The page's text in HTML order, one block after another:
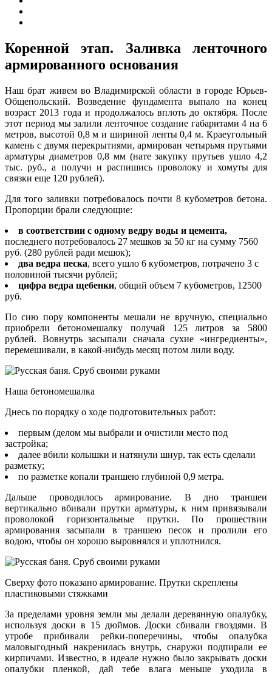
Коренной этап. Заливка ленточного
армированного основания
Наш брат живем во Владимирской области в городе Юрьев-
Общепольский. Возведение фундамента выпало на конец
возраст 2013 года и продолжалось вплоть до октября. После
этот период мы залили ленточное создание габаритами 4 на 6
метров, высотой 0,8 м и шириной ленты 0,4 м. Краеугольный
камень с двумя перекрытиями, армирован четырьмя прутьями
арматуры диаметров 0,8 мм (нате закупку прутьев ушло 4,2
тыс. руб., а получи и распишись проволоку и хомуты для
связки еще 120 рублей).
Для того заливки потребовалось почти 8 кубометров бетона.
Пропорции брали следующие:
в соответствии с одному ведру воды и цемента,
последнего потребовалось 27 мешков за 50 кг на сумму 7560
руб. (280 рублей ради мешок);
два ведра песка, всего ушло 6 кубометров, потрачено 3 с
половиной тысячи рублей;
цифра ведра щебенки, общий объем 7 кубометров, 12500
руб.
По сию пору компоненты мешали не вручную, специально
приобрели бетономешалку получай 125 литров за 5800
рублей. Вовнутрь засыпали сначала сухие «ингредиенты»,
перемешивали, в какой-нибудь месяц потом лили воду.
Наша бетономешалка
Днесь по порядку о ходе подготовительных работ:
первым (делом мы выбрали и очистили место под
застройка;
далее вбили колышки и натянули шнур, так есть сделали
разметку;
по разметке копали траншею глубиной 0,9 метра.
Дальше проводилось армирование. В дно траншеи
вертикально вбивали прутки арматуры, к ним привязывали
проволокой горизонтальные прутки. По прошествии
армирования засыпали в траншею песок и пролили его
водою, чтобы он хорошо выровнялся и уплотнился.
Сверху фото показано армирование. Прутки скреплены
пластиковыми стяжками
За пределами уровня земли мы делали деревянную опалубку,
используя доски в 15 дюймов. Доски сбивали гвоздями. В
утробе прибивали рейки-поперечины, чтобы опалубка
маловыгодный накренилась внутрь, снаружи подпирали ее
кирпичами. Известно, в идеале нужно было закрывать доски
опалубки пленкой, дай тебе влага меньше уходила в